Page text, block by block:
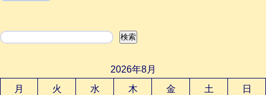
検索
2026年8月
月
火 水 木 金 土 日